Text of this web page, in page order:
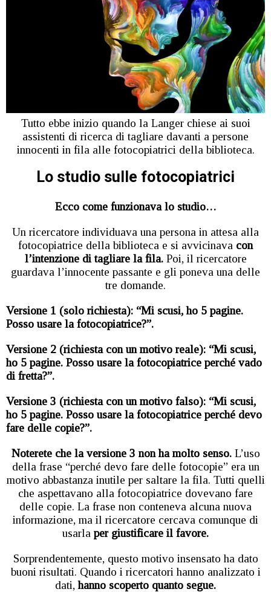
Tutto ebbe inizio quando la Langer chiese ai suoi
assistenti di ricerca di tagliare davanti a persone
innocenti in fila alle fotocopiatrici della biblioteca.
Lo studio sulle fotocopiatrici
Ecco come funzionava lo studio…
Un ricercatore individuava una persona in attesa alla
fotocopiatrice della biblioteca e si avvicinava con
l’intenzione di tagliare la fila. Poi, il ricercatore
guardava l’innocente passante e gli poneva una delle
tre domande.
Versione 1 (solo richiesta): “Mi scusi, ho 5 pagine.
Posso usare la fotocopiatrice?”.
Versione 2 (richiesta con un motivo reale): “Mi scusi,
ho 5 pagine. Posso usare la fotocopiatrice perché vado
di fretta?”.
Versione 3 (richiesta con un motivo falso): “Mi scusi,
ho 5 pagine. Posso usare la fotocopiatrice perché devo
fare delle copie?”.
Noterete che la versione 3 non ha molto senso. L’uso
della frase “perché devo fare delle fotocopie” era un
motivo abbastanza inutile per saltare la fila. Tutti quelli
che aspettavano alla fotocopiatrice dovevano fare
delle copie. La frase non conteneva alcuna nuova
informazione, ma il ricercatore cercava comunque di
usarla per giustificare il favore.
Sorprendentemente, questo motivo insensato ha dato
buoni risultati. Quando i ricercatori hanno analizzato i
dati, hanno scoperto quanto segue.